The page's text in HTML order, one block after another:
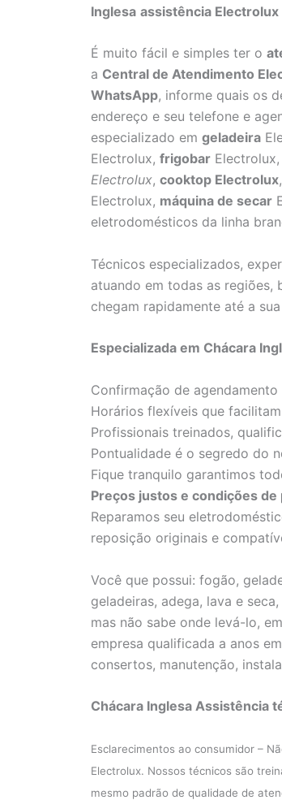
Inglesa assistência Electrolux
É muito fácil e simples ter o
a Central de Atendimento
WhatsApp, informe quais os
endereço e seu telefone e
especializado em geladeira
Electrolux, frigobar Electrolux,
Electrolux, cooktop Electrolux,
Electrolux, máquina de secar
eletrodomésticos da linha
Técnicos especializados,
atuando em todas as regiões,
chegam rapidamente até a
Especializada em Chácara
Confirmação de
Horários flexíveis que
Profissionais treinados,
Pontualidade é o segredo do
Fique tranquilo garantimos
Preços justos e condições de
Reparamos seu
reposição originais e
Você que possui: fogão,
geladeiras, adega, lava e
mas não sabe onde levá-lo,
empresa qualificada a anos em
consertos, manutenção,
Chácara Inglesa Assistência
Esclarecimentos ao consumidor –
Electrolux. Nossos técnicos são
mesmo padrão de qualidade de